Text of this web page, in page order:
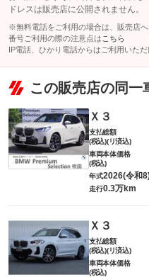
ドレスは販売店に公開されません。
※無料電話をご利用の場合は、販売店
番号ご利用の際の注意点は こちら
IP電話、ひかり電話からはご利用いただ
この販売店の同一
Ｘ３
支払総額
(税込)(リ済込)
車両本体価格
(税込)
年式2026(令和
走行0.3万km
Ｘ３
支払総額
(税込)(リ済込)
車両本体価格
(税込)